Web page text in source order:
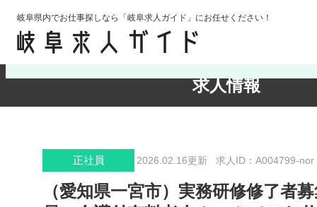
岐阜県内でお仕事探しなら「岐阜求人ガイド」にお任せください！
求人情報
検索条件の確認・変更
正社員 2026.02.16更新 求人ID：A004799-nor
（愛知県一宮市）実務研修修了者